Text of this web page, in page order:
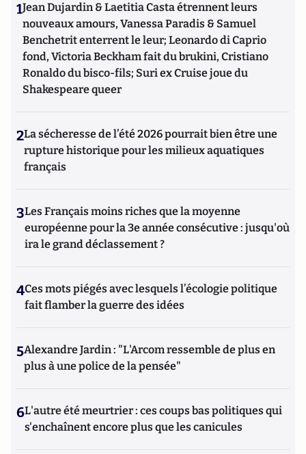
1Jean Dujardin & Laetitia Casta étrennent leurs
nouveaux amours, Vanessa Paradis & Samuel
Benchetrit enterrent le leur; Leonardo di Caprio
fond, Victoria Beckham fait du brukini, Cristiano
Ronaldo du bisco-fils; Suri ex Cruise joue du
Shakespeare queer
2La sécheresse de l’été 2026 pourrait bien être une
rupture historique pour les milieux aquatiques
français
3Les Français moins riches que la moyenne
européenne pour la 3e année consécutive : jusqu'où
ira le grand déclassement ?
4Ces mots piégés avec lesquels l’écologie politique
fait flamber la guerre des idées
5Alexandre Jardin : "L'Arcom ressemble de plus en
plus à une police de la pensée"
6L'autre été meurtrier : ces coups bas politiques qui
s'enchaînent encore plus que les canicules